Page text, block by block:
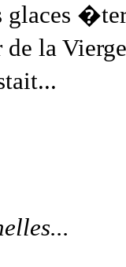
glaces
la